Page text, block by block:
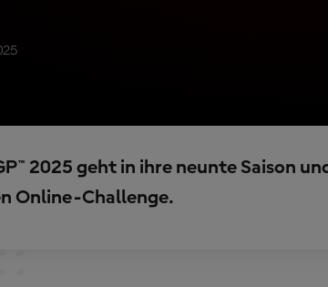
2025 geht in ihre neunte Saison
Online-Challenge.